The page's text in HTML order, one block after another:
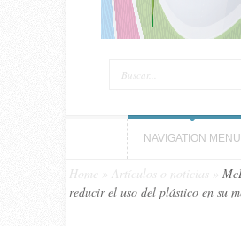
NAVIGATION MENU
Home Artículos o noticias
reducir el uso del plástico en su